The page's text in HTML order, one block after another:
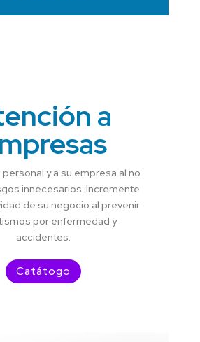
a
personal y a su empresa al no
innecesarios. Incremente
de su negocio al prevenir
por enfermedad y
accidentes.
Catátogo